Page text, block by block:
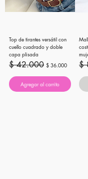
Top de tirantes versátil con
cuello cuadrado y doble
capa plisada
Precio
$ 42.000 Precio de oferta
$ 36.000
Agregar al carrito
$